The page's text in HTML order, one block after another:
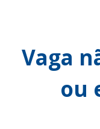
Vaga
ou